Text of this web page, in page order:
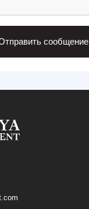
сообщение